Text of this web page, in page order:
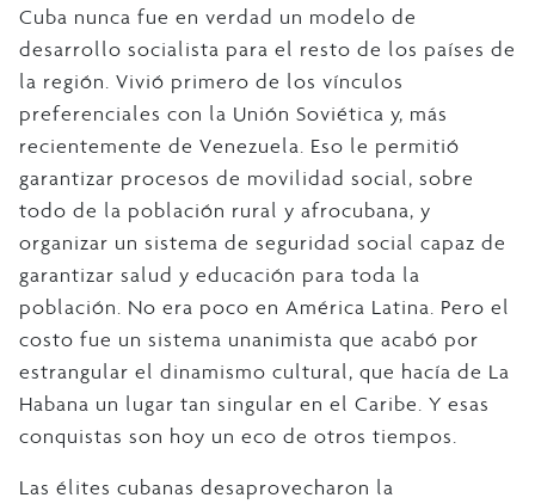
Cuba nunca fue en verdad un modelo de
desarrollo socialista para el resto de los países de
la región. Vivió primero de los vínculos
preferenciales con la Unión Soviética y, más
recientemente de Venezuela. Eso le permitió
garantizar procesos de movilidad social, sobre
todo de la población rural y afrocubana, y
organizar un sistema de seguridad social capaz de
garantizar salud y educación para toda la
población. No era poco en América Latina. Pero el
costo fue un sistema unanimista que acabó por
estrangular el dinamismo cultural, que hacía de La
Habana un lugar tan singular en el Caribe. Y esas
conquistas son hoy un eco de otros tiempos.
Las élites cubanas desaprovecharon la